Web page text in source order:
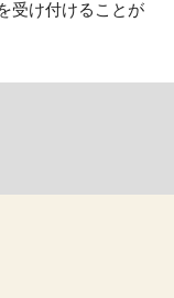
受け付けることが